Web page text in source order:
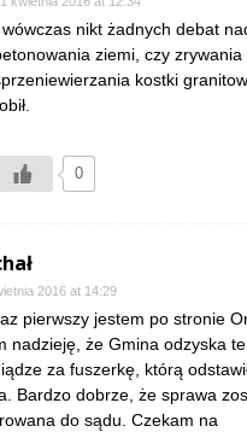
wówczas nikt żadnych debat
ziemi, czy zrywania
kostki
0
2016 at 14:29
pierwszy jestem po stronie
nadzieję, że Gmina odzyska te
za fuszerkę, którą
Bardzo dobrze, że sprawa
do sądu. Czekam na